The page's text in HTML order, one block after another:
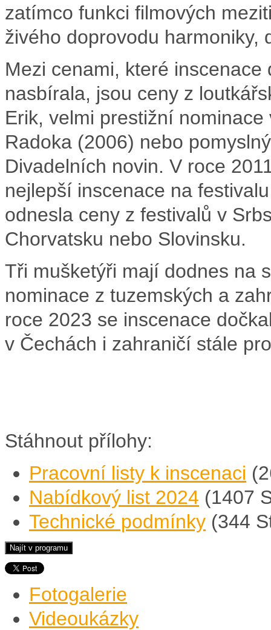
zatímco funkci filmových
živého doprovodu harmoniky,
Mezi cenami, které
nasbírala, jsou ceny z
Erik, velmi prestižní
Radoka (2006) nebo
Divadelních novin. V roce
nejlepší inscenace na
odnesla ceny z festivalů v
Chorvatsku nebo Slovinsku.
Tři mušketýři mají dodnes na
nominace z tuzemských a
roce 2023 se inscenace
v Čechách i zahraničí stále
Stáhnout přílohy:
Pracovní listy k inscenaci
Nabídkový list 2024 (1407
Technické podmínky (344
Fotogalerie
Videoukázky